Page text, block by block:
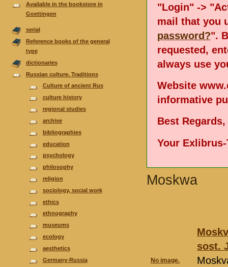
Available in the bookstore in
Goettingen
serial
Reference books of the general
type
dictionaries
Russian culture. Traditions
Culture of ancient Rus
culture history
regional studies
аrchive
bibliographies
еducation
psychology
philosophy
religion
sociology, social work
ethics
ethnography
museums
ecology
aesthetics
Germany-Russia
"Login" ->
mail that you
password?".
requested,
always use
Website
informative
Best Regards,
Your Exlibrus-
Moskwa
No image.
sost.